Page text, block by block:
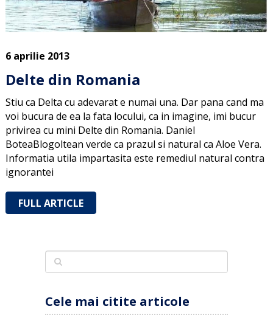
6 aprilie 2013
Delte din Romania
Stiu ca Delta cu adevarat e numai una. Dar pana cand ma
voi bucura de ea la fata locului, ca in imagine, imi bucur
privirea cu mini Delte din Romania. Daniel
BoteaBlogoltean verde ca prazul si natural ca Aloe Vera.
Informatia utila impartasita este remediul natural contra
ignorantei
FULL ARTICLE
Cele mai citite articole